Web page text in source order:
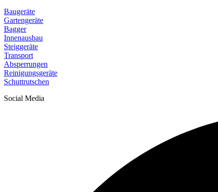
Baugeräte
Gartengeräte
Bagger
Innenausbau
Steiggeräte
Transport
Absperrungen
Reinigungsgeräte
Schuttrutschen
Social Media